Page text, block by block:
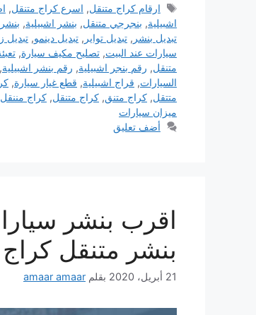
الوسوم
ارقام كراج متنقل, اسرع كراج متنقل,
اشبيلية, بنجرجي متنقل, بنشر اشبيلية,
تبديل بنشر , تبديل تواير , تبديل دينمو, تبديل
سيارات عند البيت, تصليح مكيف سيارة,
متنقل, رقم بنجر اشبيلية, رقم بنشر اشبيلية,
السيارات, قراج اشبيلية, قطع غيار سيارة,
متتقل, كراج متنق, كراج متنقل, كراج مننقل
ميزان سيارات
أضف تعليق
بنشر متنقل
21 أبريل، 2020 بقلم amaar amaar